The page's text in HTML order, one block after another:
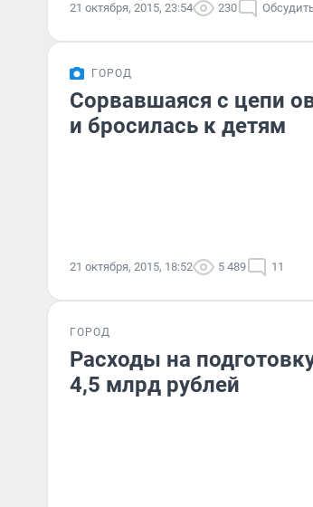
21 октября, 2015, 23:54 230
ГОРОД
Сорвавшаяся с цепи
и бросилась к детям
21 октября, 2015, 18:52 5 489 11
ГОРОД
Расходы на
4,5 млрд рублей